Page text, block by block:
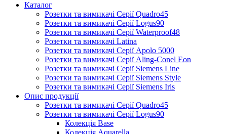
Каталог
Розетки та вимикачі Серії Quadro45
Розетки та вимикачі Серії Logus90
Розетки та вимикачі Серії Waterproof48
Розетки та вимикачі Latina
Розетки та вимикачі Серії Apolo 5000
Розетки та вимикачі Серії Aling-Conel Eon
Розетки та вимикачі Серії Siemens Line
Розетки та вимикачі Серії Siemens Style
Розетки та вимикачі Серії Siemens Iris
Опис продукції
Розетки та вимикачі Серії Quadro45
Розетки та вимикачі Серії Logus90
Колекція Base